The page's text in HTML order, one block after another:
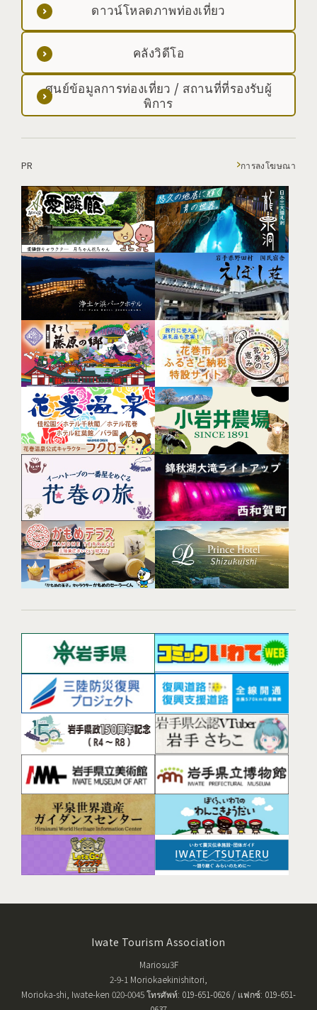
ดาวน์โหลดภาพท่องเที่ยว
คลังวิดีโอ
ศูนย์ข้อมูลการท่องเที่ยว / สถานที่ที่รองรับผู้
พิการ
PR การลงโฆษณา
Iwate Tourism Association
Mariosu3F
2-9-1 Moriokaekinishitori,
Morioka-shi, Iwate-ken 020-0045 โทรศัพท์: 019-651-0626 / แฟกซ์: 019-651-